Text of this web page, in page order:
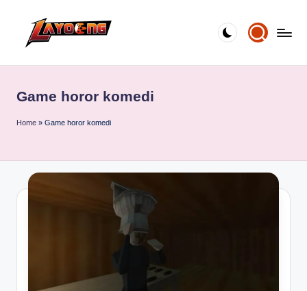
Game horor komedi
Home » Game horor komedi